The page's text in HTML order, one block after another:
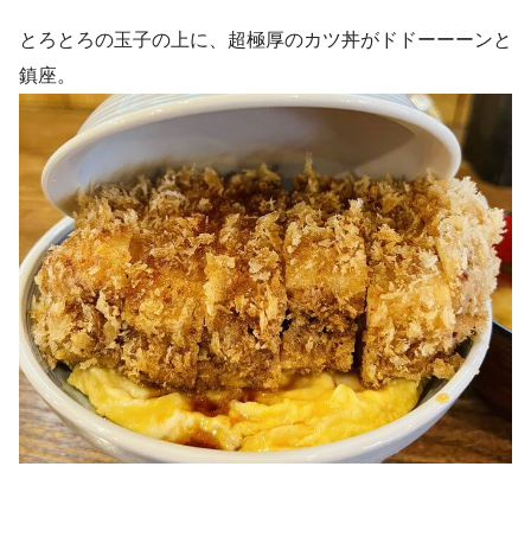
とろとろの玉子の上に、超極厚のカツ丼がドドーーーンと
鎮座。